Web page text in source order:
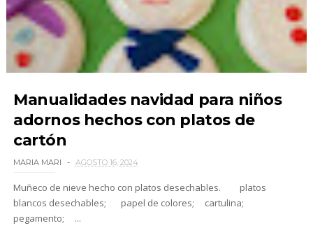
Manualidades navidad para niños
adornos hechos con platos de
cartón
MARIA MARI AGOSTO 16, 2024
Muñeco de nieve hecho con platos desechables. platos
blancos desechables; papel de colores; cartulina;
pegamento; ...